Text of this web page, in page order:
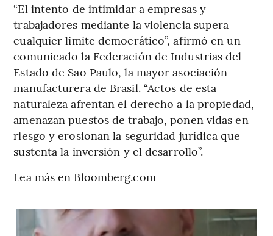
“El intento de intimidar a empresas y
trabajadores mediante la violencia supera
cualquier límite democrático”, afirmó en un
comunicado la Federación de Industrias del
Estado de Sao Paulo, la mayor asociación
manufacturera de Brasil. “Actos de esta
naturaleza afrentan el derecho a la propiedad,
amenazan puestos de trabajo, ponen vidas en
riesgo y erosionan la seguridad jurídica que
sustenta la inversión y el desarrollo”.
Lea más en Bloomberg.com